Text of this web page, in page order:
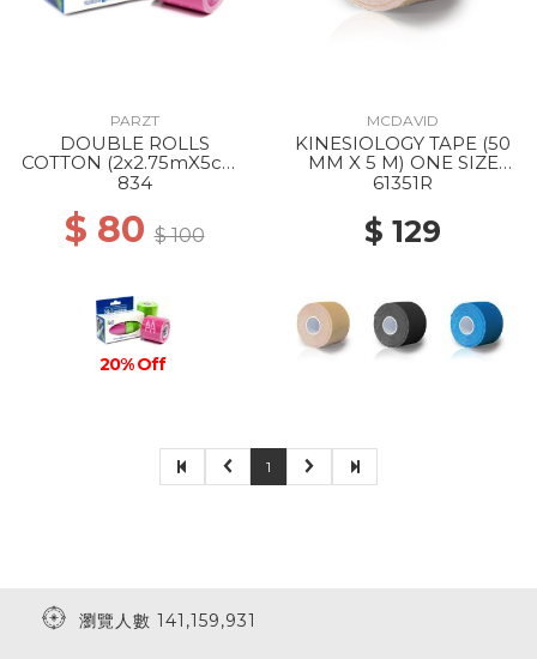
PARZT
DOUBLE ROLLS
COTTON (2x2.75mX5cm)
PINK APPLEGREEN
834
$ 80$ 100
20% Off
MCDAVID
KINESIOLOGY TAPE (50
MM X 5 M) ONE SIZE
BEIGE
61351R
$ 129
1
瀏覽人數 141,159,931